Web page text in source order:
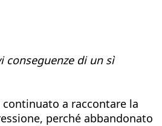
conseguenze di un sì
continuato a raccontare la
perché abbandonato